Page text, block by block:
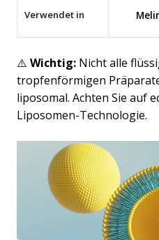
Verwendet in
⚠️ Wichtig: Nicht alle
tropfenförmigen
liposomal. Achten Sie auf
Liposomen-Technologie.